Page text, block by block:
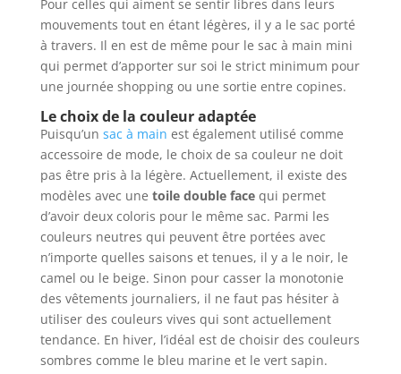
Pour celles qui aiment se sentir libres dans leurs
mouvements tout en étant légères, il y a le sac porté
à travers. Il en est de même pour le sac à main mini
qui permet d’apporter sur soi le strict minimum pour
une journée shopping ou une sortie entre copines.
Le choix de la couleur adaptée
Puisqu’un sac à main est également utilisé comme
accessoire de mode, le choix de sa couleur ne doit
pas être pris à la légère. Actuellement, il existe des
modèles avec une toile double facequi permet
d’avoir deux coloris pour le même sac. Parmi les
couleurs neutres qui peuvent être portées avec
n’importe quelles saisons et tenues, il y a le noir, le
camel ou le beige. Sinon pour casser la monotonie
des vêtements journaliers, il ne faut pas hésiter à
utiliser des couleurs vives qui sont actuellement
tendance. En hiver, l’idéal est de choisir des couleurs
sombres comme le bleu marine et le vert sapin.